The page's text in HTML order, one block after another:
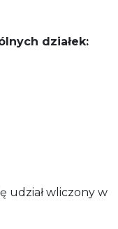
działek:
udział wliczony w